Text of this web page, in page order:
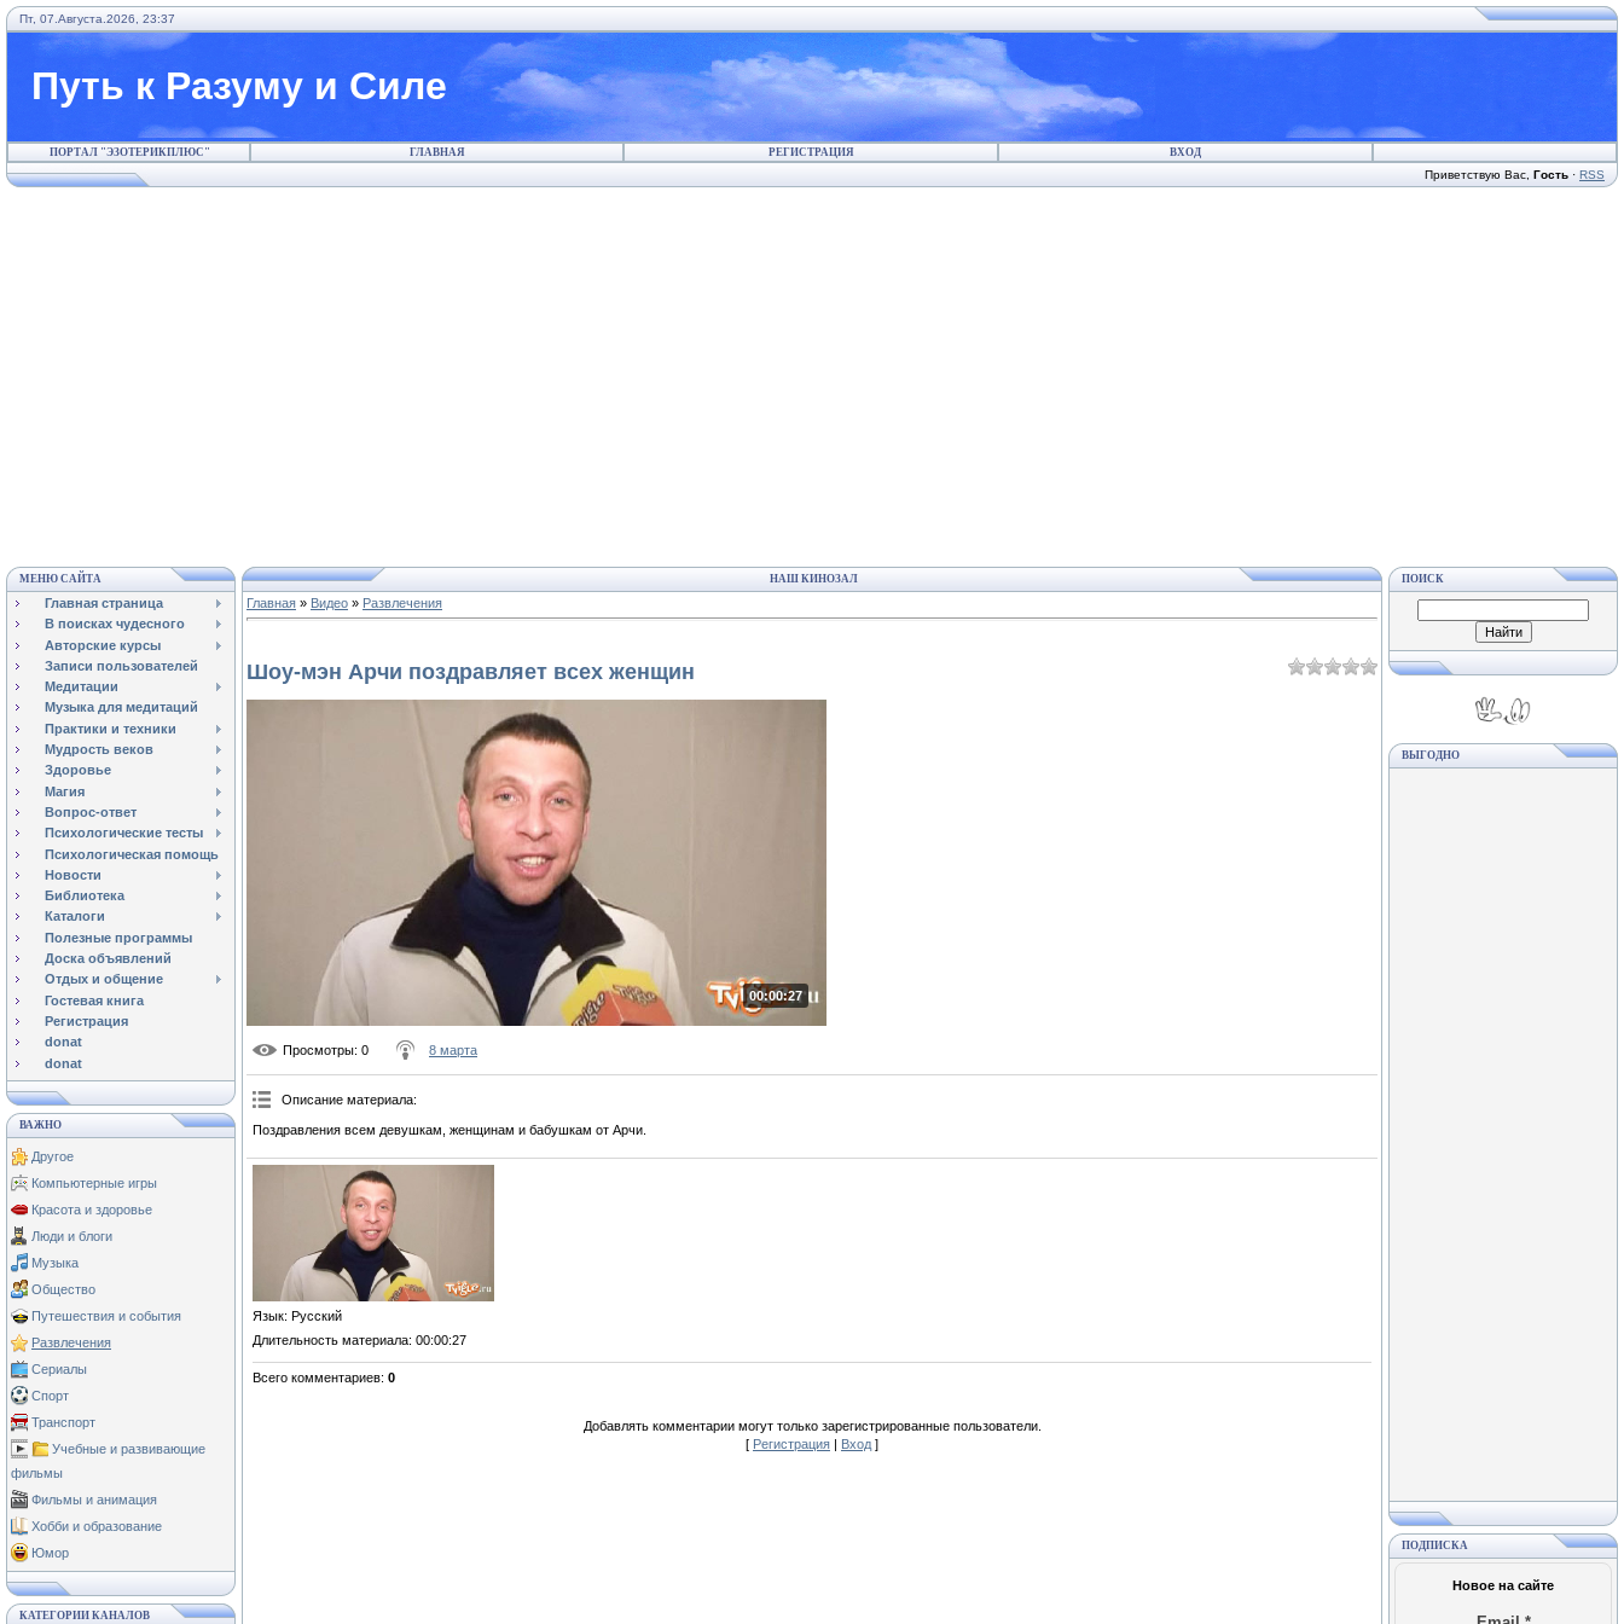
Пт, 07.Августа.2026, 23:37
Путь к Разуму и Силе
ПОРТАЛ "ЭЗОТЕРИКПЛЮС" ГЛАВНАЯ РЕГИСТРАЦИЯ ВХОД
Приветствую Вас Гость · RSS
МЕНЮ САЙТА
Главная страница
В поисках чудесного
Авторские курсы
Записи пользователей
Медитации
Музыка для медитаций
Практики и техники
Мудрость веков
Здоровье
Магия
Вопрос-ответ
Психологические тесты
Психологическая помощь
Новости
Библиотека
Каталоги
Полезные программы
Доска объявлений
Отдых и общение
Гостевая книга
Регистрация
donat
donat
ВАЖНО
Другое
Компьютерные игры
Красота и здоровье
Люди и блоги
Музыка
Общество
Путешествия и события
Развлечения
Сериалы
Спорт
Транспорт
Учебные и развивающие
фильмы
Фильмы и анимация
Хобби и образование
Юмор
КАТЕГОРИИ КАНАЛОВ
НАШ КИНОЗАЛ
Главная » Видео » Развлечения
Шоу-мэн Арчи поздравляет всех женщин
00:00:27
Просмотры: 0 8 марта
Описание материала:
Поздравления всем девушкам, женщинам и бабушкам от Арчи.
Язык: Русский
Длительность материала: 00:00:27
Всего комментариев: 0
Добавлять комментарии могут только зарегистрированные пользователи.
[ Регистрация | Вход ]
ПОИСК
ВЫГОДНО
ПОДПИСКА
Новое на сайте